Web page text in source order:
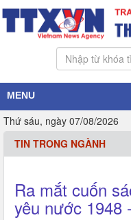
MENU
Thứ sáu, ngày 07/08/2026
TIN TRONG NGÀNH
Ra mắt cuốn
yêu nước 1948